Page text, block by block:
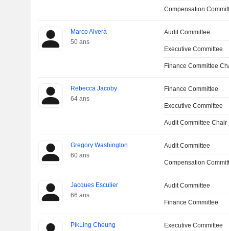
Compensation
Marco Alverà
50 ans
Audit Committee
Executive Committee
Finance Committee
Rebecca Jacoby
64 ans
Finance Committee
Executive Committee
Audit Committee Chair
Gregory Washington
60 ans
Audit Committee
Compensation
Jacques Esculier
66 ans
Audit Committee
Finance Committee
PikLing Cheung
Executive Committee